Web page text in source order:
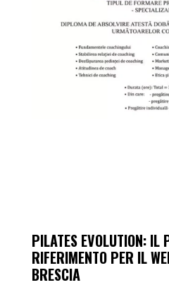
PILATES EVOLUTION: IL
RIFERIMENTO PER IL
BRESCIA